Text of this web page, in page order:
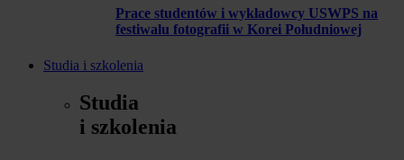
Prace studentów i wykładowcy USWPS na
festiwalu fotografii w Korei Południowej
Studia i szkolenia
Studia
i szkolenia